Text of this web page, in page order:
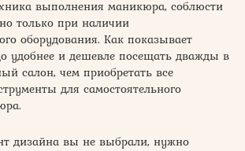
выполнения маникюра, соблюсти
только при наличии
оборудования. Как показывает
удобнее и дешевле посещать дважды в
салон, чем приобретать все
для самостоятельного
дизайна вы не выбрали, нужно